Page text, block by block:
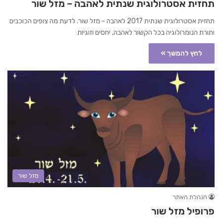
תחזית אסטרולוגית שנתית לאהבה – מזל שור
תחזית אסטרולוגית שנתית 2017 לאהבה - מזל שור. לדעת מה צופים הכוכבים
ותורת הנומרולוגיה בכל הקשור לאהבה, יחסים וזוגיות
לחץ להמשך »
מזל שור
הנהלת האתר
פרופיל מזל שור